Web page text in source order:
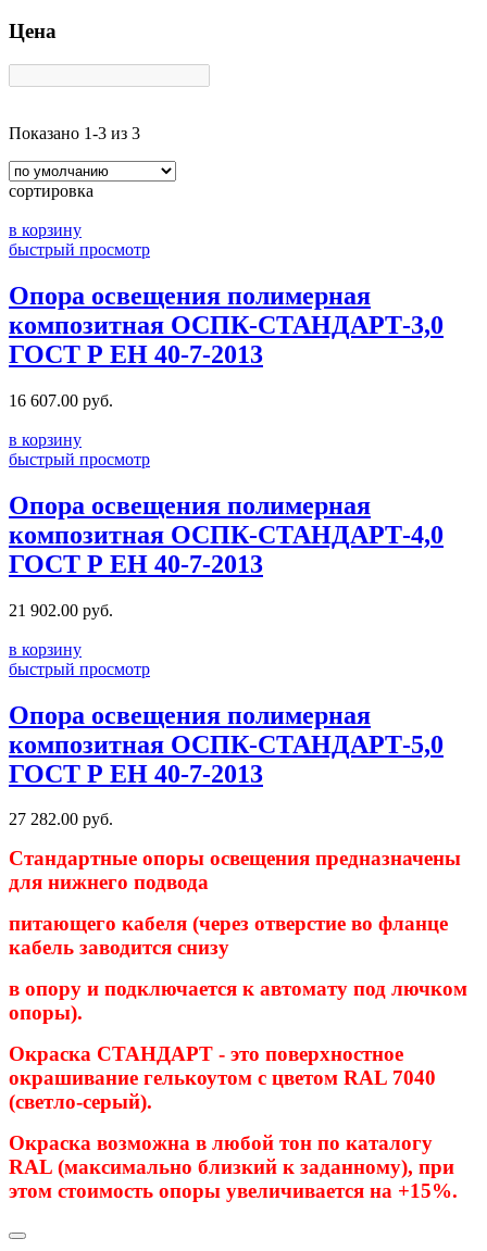
Цена
Показано 1-3 из 3
сортировка
в корзину
быстрый просмотр
Опора освещения полимерная
композитная ОСПК-СТАНДАРТ-3,0
ГОСТ Р ЕН 40-7-2013
16 607.00 руб.
в корзину
быстрый просмотр
Опора освещения полимерная
композитная ОСПК-СТАНДАРТ-4,0
ГОСТ Р ЕН 40-7-2013
21 902.00 руб.
в корзину
быстрый просмотр
Опора освещения полимерная
композитная ОСПК-СТАНДАРТ-5,0
ГОСТ Р ЕН 40-7-2013
27 282.00 руб.
Стандартные опоры освещения предназначены
для нижнего подвода
питающего кабеля (через отверстие во фланце
кабель заводится снизу
в опору и подключается к автомату под лючком
опоры).
Окраска СТАНДАРТ - это поверхностное
окрашивание гелькоутом с цветом RAL 7040
(светло-серый).
Окраска возможна в любой тон по каталогу
RAL (максимально близкий к заданному), при
этом стоимость опоры увеличивается на +15%.